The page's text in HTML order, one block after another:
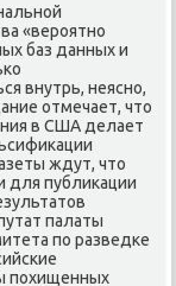
«вероятно
баз данных и
внутрь, неясно,
отмечает, что
в США делает
ждут, что
для публикации
палаты
по разведке
похищенных